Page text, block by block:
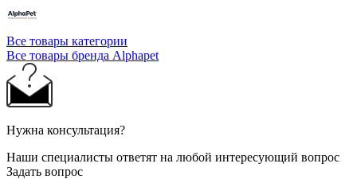
Все товары категории
Все товары бренда Alphapet
Нужна консультация?
Наши специалисты ответят на любой интересующий вопрос
Задать вопрос